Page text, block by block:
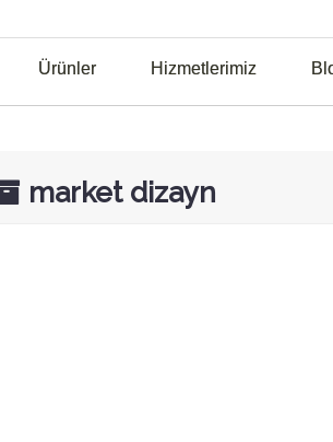
Ürünler Hizmetlerimiz
market dizayn